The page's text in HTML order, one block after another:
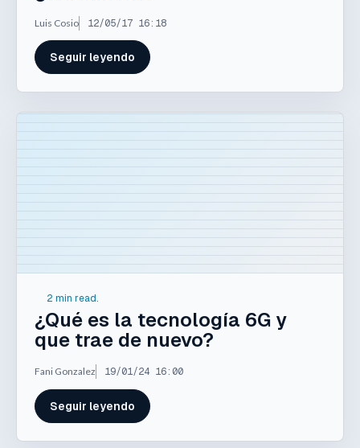
Luis Cosio 12/05/17 16:18
Seguir leyendo
2 min read.
¿Qué es la tecnología 6G y
que trae de nuevo?
Fani Gonzalez 19/01/24 16:00
Seguir leyendo